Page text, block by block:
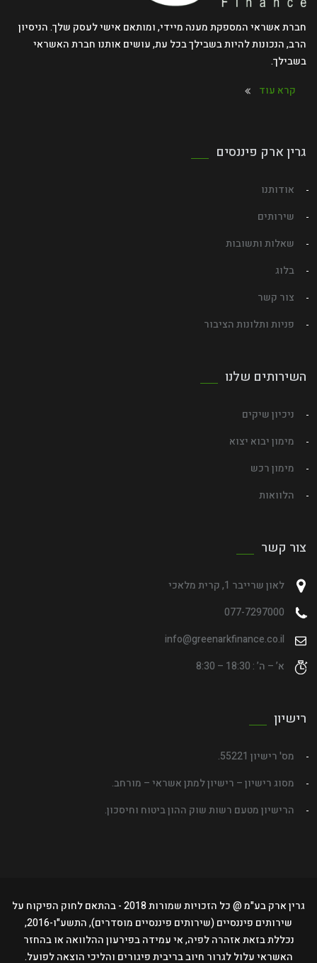
חברת אשראי המספקת מענה מיידי, ומותאם אישי לעסק שלך. הניסיון
הרב, הנכונות להיות בשבילך בכל עת, עושים אותנו חברת האשראי
בשבילך.
קרא עוד
גרין ארק פיננסים
אודותנו
שירותים
שאלות ותשובות
בלוג
צור קשר
פניות ותלונות הציבור
השירותים שלנו
ניכיון שיקים
מימון יבוא יצוא
מימון רכש
הלוואות
צור קשר
לאון שרייבר 1, קרית מלאכי
077-7297000
info@greenarkfinance.co.il
א’ – ה’ : 18:30 – 8:30
רישיון
מס' רישיון 55221.
מסוג רישיון – רישיון למתן אשראי – מורחב.
הרישיון מטעם רשות שוק ההון ביטוח וחיסכון.
גרין ארק בע"מ @ כל הזכויות שמורות 2018 - בהתאם לחוק הפיקוח על
שירותים פיננסיים (שירותים פיננסיים מוסדרים), התשע"ו-2016,
נכללת בזאת אזהרה לפיה, אי עמידה בפירעון ההלוואה או בהחזר
האשראי עלול לגרור חיוב בריבית פיגורים והליכי הוצאה לפועל.